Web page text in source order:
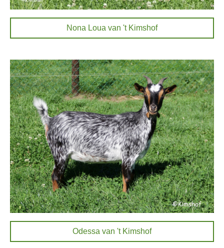
Nona Loua van 't Kimshof
Odessa van 't Kimshof